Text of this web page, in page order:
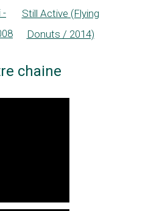
-
Still Active (Flying
Donuts / 2014)
chaine